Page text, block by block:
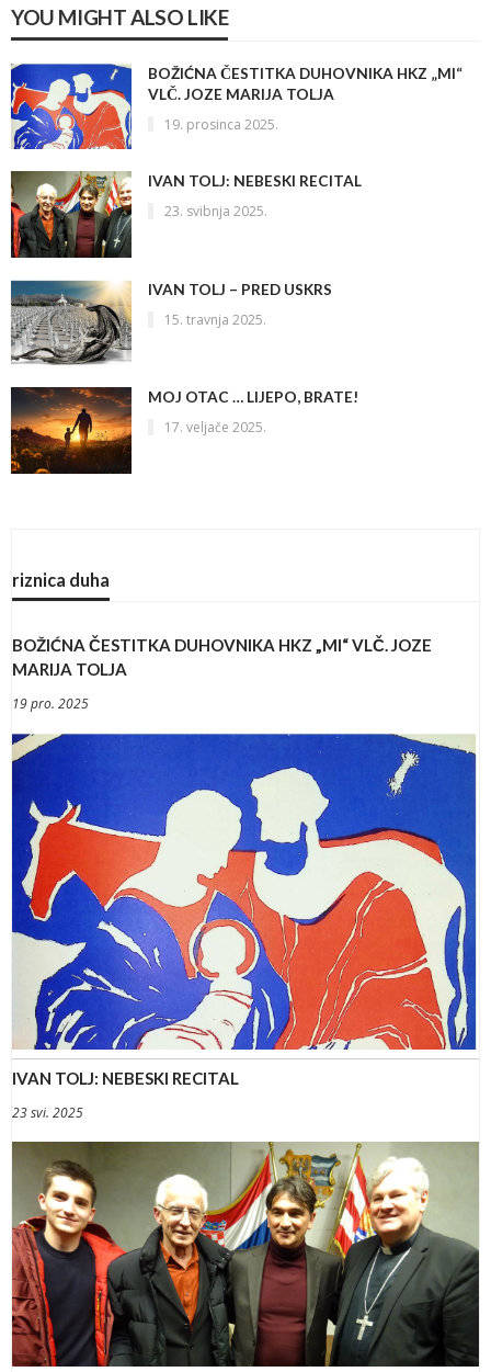
YOU MIGHT ALSO LIKE
BOŽIĆNA ČESTITKA DUHOVNIKA HKZ „MI“
VLČ. JOZE MARIJA TOLJA
19. prosinca 2025.
IVAN TOLJ: NEBESKI RECITAL
23. svibnja 2025.
IVAN TOLJ – PRED USKRS
15. travnja 2025.
MOJ OTAC … LIJEPO, BRATE!
17. veljače 2025.
riznica duha
BOŽIĆNA ČESTITKA DUHOVNIKA HKZ „MI“ VLČ. JOZE
MARIJA TOLJA
19 pro. 2025
IVAN TOLJ: NEBESKI RECITAL
23 svi. 2025